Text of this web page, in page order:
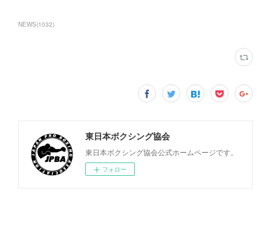
NEWS(1032)
東日本ボクシング協会
東日本ボクシング協会公式ホームページです。
フォロー